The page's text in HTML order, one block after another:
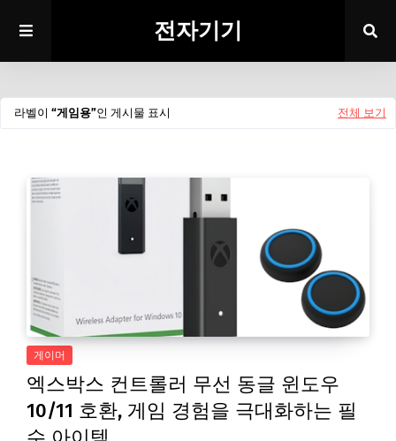
전자기기
라벨이 게임용 인 게시물 표시 전체 보기
게이머
엑스박스 컨트롤러 무선 동글 윈도우
10/11 호환, 게임 경험을 극대화하는 필